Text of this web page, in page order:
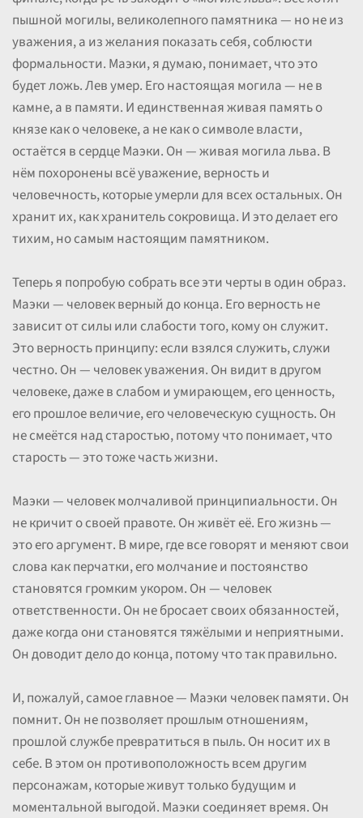
пышной могилы, великолепного памятника — но не из
уважения, а из желания показать себя, соблюсти
формальности. Маэки, я думаю, понимает, что это
будет ложь. Лев умер. Его настоящая могила — не в
камне, а в памяти. И единственная живая память о
князе как о человеке, а не как о символе власти,
остаётся в сердце Маэки. Он — живая могила льва. В
нём похоронены всё уважение, верность и
человечность, которые умерли для всех остальных. Он
хранит их, как хранитель сокровища. И это делает его
тихим, но самым настоящим памятником.
Теперь я попробую собрать все эти черты в один образ.
Маэки — человек верный до конца. Его верность не
зависит от силы или слабости того, кому он служит.
Это верность принципу: если взялся служить, служи
честно. Он — человек уважения. Он видит в другом
человеке, даже в слабом и умирающем, его ценность,
его прошлое величие, его человеческую сущность. Он
не смеётся над старостью, потому что понимает, что
старость — это тоже часть жизни.
Маэки — человек молчаливой принципиальности. Он
не кричит о своей правоте. Он живёт её. Его жизнь —
это его аргумент. В мире, где все говорят и меняют свои
слова как перчатки, его молчание и постоянство
становятся громким укором. Он — человек
ответственности. Он не бросает своих обязанностей,
даже когда они становятся тяжёлыми и неприятными.
Он доводит дело до конца, потому что так правильно.
И, пожалуй, самое главное — Маэки человек памяти. Он
помнит. Он не позволяет прошлым отношениям,
прошлой службе превратиться в пыль. Он носит их в
себе. В этом он противоположность всем другим
персонажам, которые живут только будущим и
моментальной выгодой. Маэки соединяет время. Он